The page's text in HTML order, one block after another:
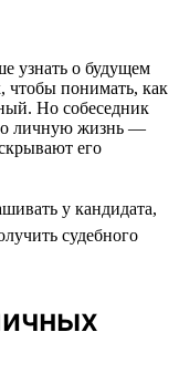
узнать о будущем
чтобы понимать, как
Но собеседник
личную жизнь —
его
у кандидата,
судебного